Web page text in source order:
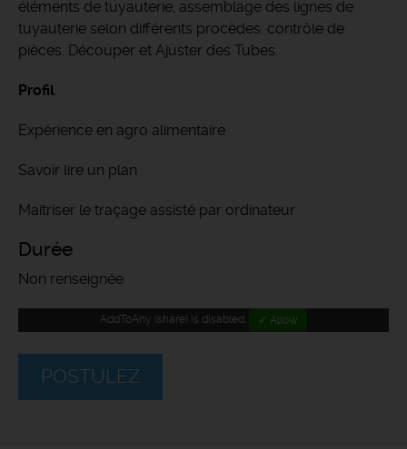
éléments de tuyauterie, assemblage des lignes de
tuyauterie selon différents procèdes. contrôle de
pièces. Découper et Ajuster des Tubes.
Profil
Expérience en agro alimentaire
Savoir lire un plan
Maitriser le traçage assisté par ordinateur
Durée
Non renseignée
AddToAny (share) is disabled. ✓ Allow
POSTULEZ